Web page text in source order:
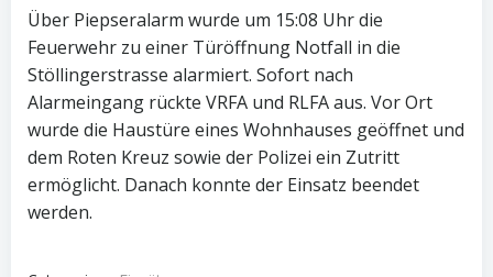
Über Piepseralarm wurde um 15:08 Uhr die
Feuerwehr zu einer Türöffnung Notfall in die
Stöllingerstrasse alarmiert. Sofort nach
Alarmeingang rückte VRFA und RLFA aus. Vor Ort
wurde die Haustüre eines Wohnhauses geöffnet und
dem Roten Kreuz sowie der Polizei ein Zutritt
ermöglicht. Danach konnte der Einsatz beendet
werden.